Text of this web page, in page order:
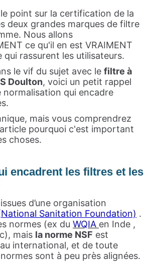
point sur la certification de la
deux grandes marques de filtre
Nous allons
ce qu'il en est VRAIMENT
rassurent les utilisateurs.
le vif du sujet avec le filtre à
Doulton, voici un petit rappel
normalisation qui encadre
mais vous comprendrez
pourquoi c'est important
choses.
encadrent les filtres et les
d’une organisation
Sanitation Foundation) .
normes (ex du WQIA en Inde ,
mais la norme NSF est
international, et de toute
sont à peu près alignées.